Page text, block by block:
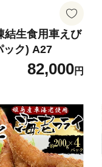
結生食用車えび
ック) A27
82,000円